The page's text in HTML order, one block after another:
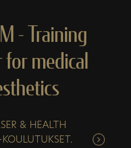
- Training
for medical
& HEALTH